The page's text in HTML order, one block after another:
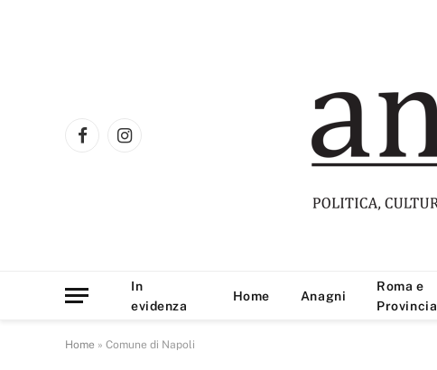
FacebookInstagram
In
evidenza
Home Anagni
Roma e
Provincia
Home » Comune di Napoli